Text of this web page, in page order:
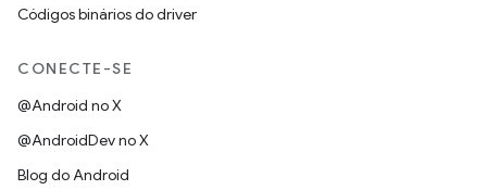
Códigos binários do driver
CONECTE-SE
@Android no X
@AndroidDev no X
Blog do Android